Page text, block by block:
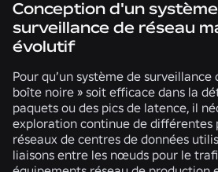
Conception d'un
surveillance de réseau
évolutif
Pour qu’un système de surveillance
boîte noire » soit efficace dans la
paquets ou des pics de latence, il
exploration continue de différentes
réseaux de centres de données
liaisons entre les nœuds pour le